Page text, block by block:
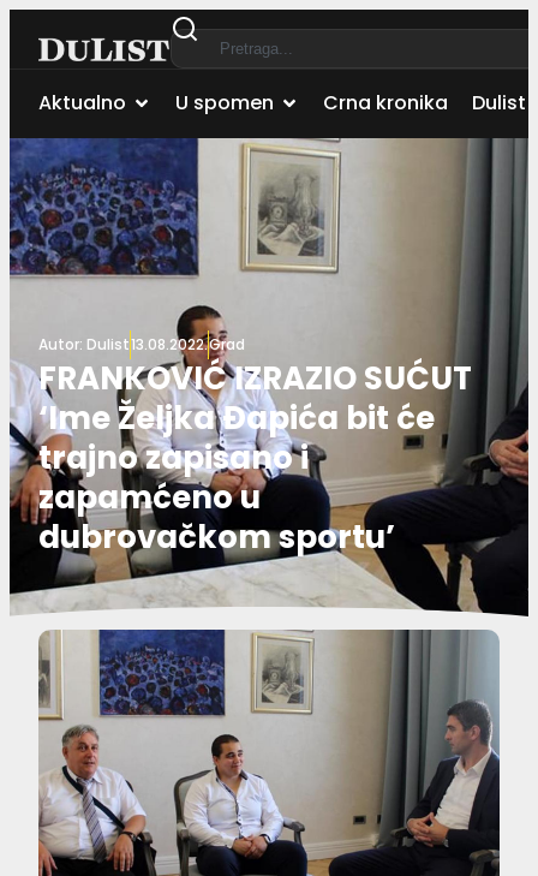
Aktualno U spomen Crna kronika Dulist
Autor: Dulist13.08.2022.Grad
FRANKOVIĆ IZRAZIO SUĆUT
‘Ime Željka Đapića bit će
trajno zapisano i
zapamćeno u
dubrovačkom sportu’